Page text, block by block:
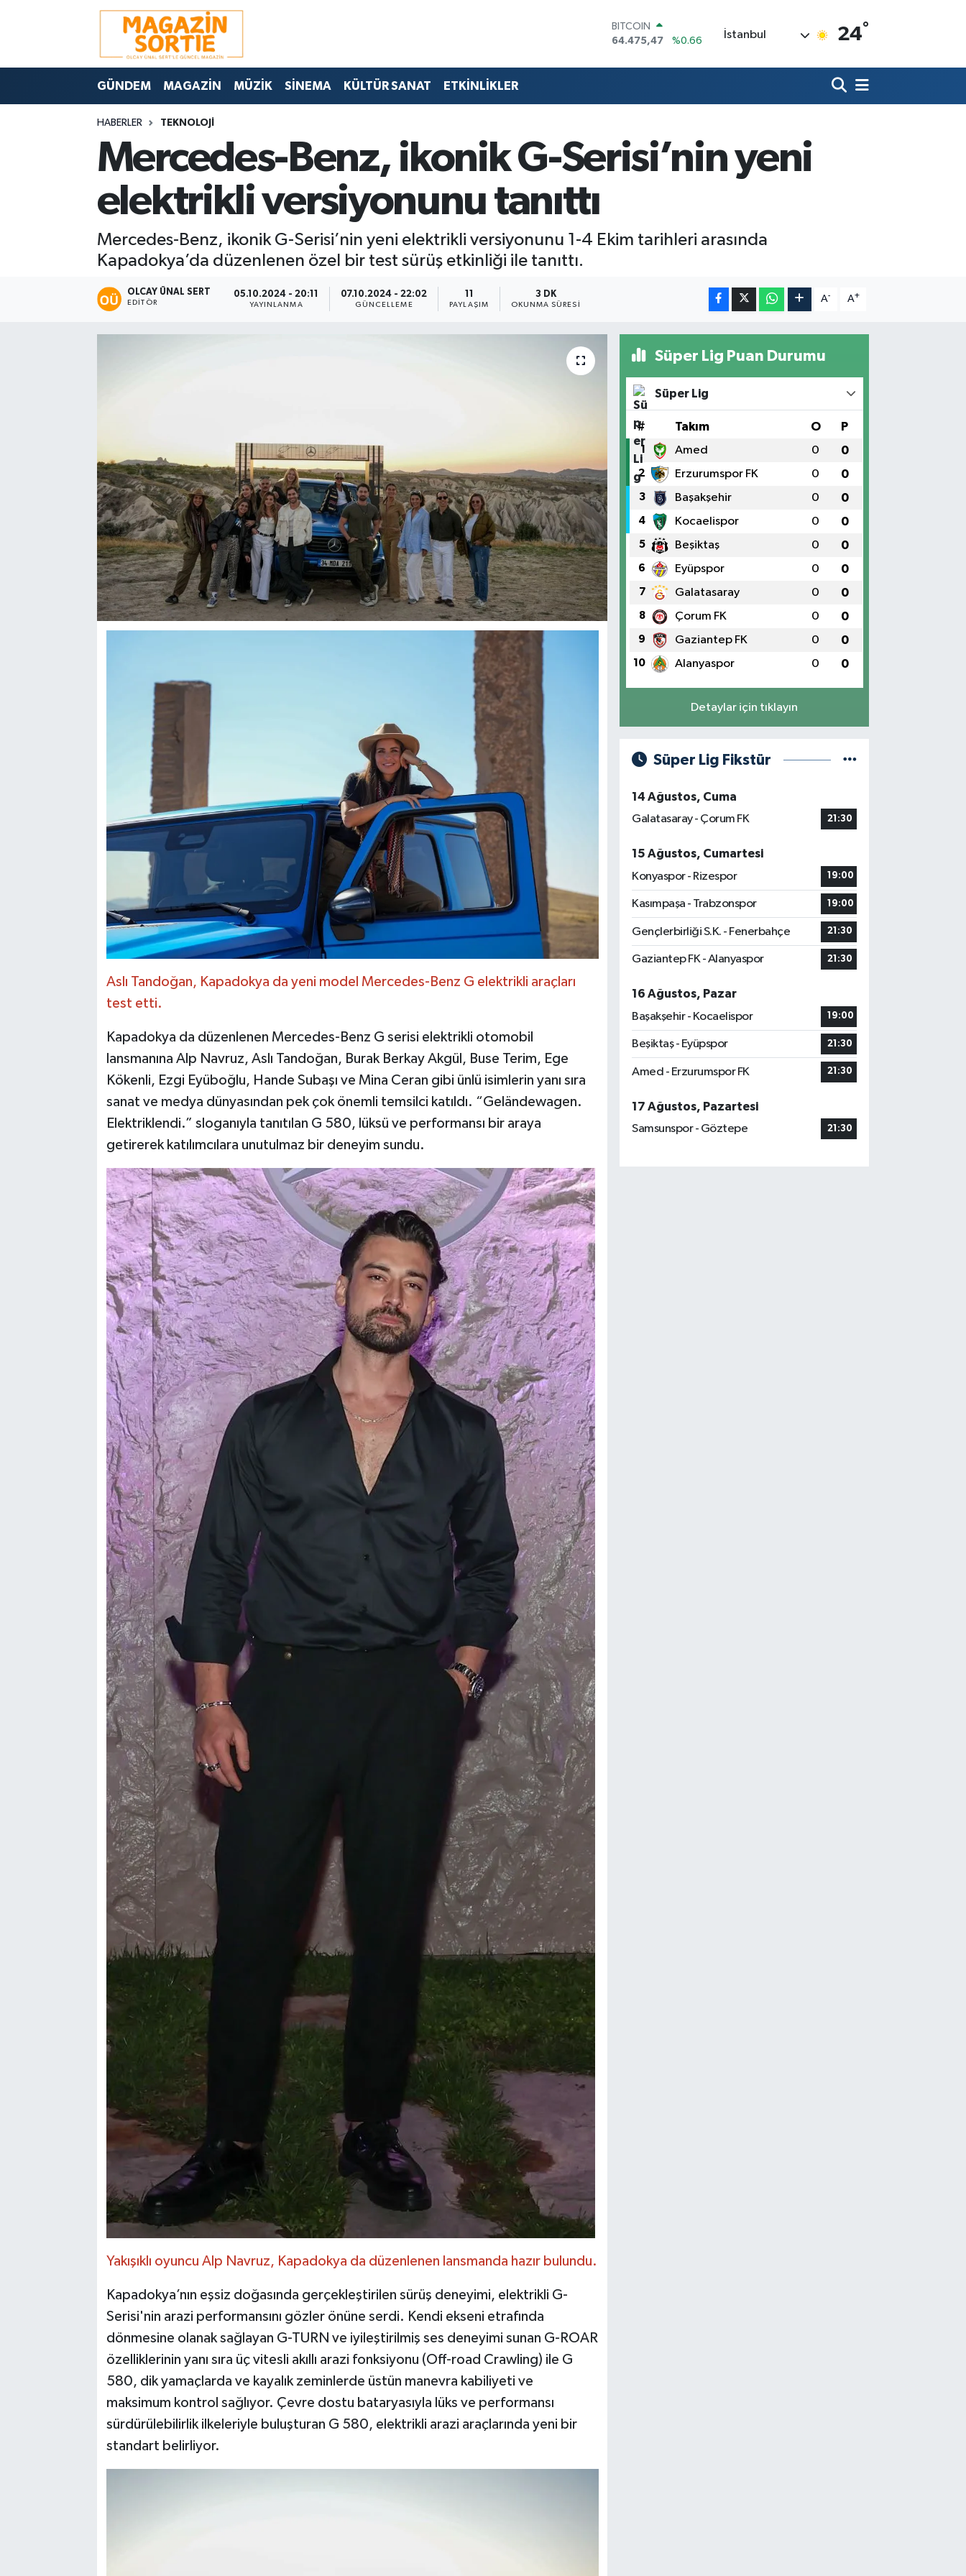
DOLAR
47,5971
%0.05
55,1336
%0.18
BİST100
13.703
BITCOIN
İstanbul 24°
GÜNDEM MAGAZİN MÜZİK SİNEMA KÜLTÜR SANAT ETKİNLİKLER
HABERLER TEKNOLOJİ
Mercedes-Benz, ikonik G-Serisi’nin yeni
elektrikli versiyonunu tanıttı
Mercedes-Benz, ikonik G-Serisi’nin yeni elektrikli versiyonunu 1-4 Ekim tarihleri arasında
Kapadokya’da düzenlenen özel bir test sürüş etkinliği ile tanıttı.
OLCAY ÜNAL SERT
EDITÖR
05.10.2024 - 20:11
YAYINLANMA
07.10.2024 - 22:02
GÜNCELLEME
11
PAYLAŞIM
3 DK
OKUNMA SÜRESI
A- A+
Aslı Tandoğan, Kapadokya da yeni model Mercedes-Benz G elektrikli araçları
test etti.
Kapadokya da düzenlenen Mercedes-Benz G serisi elektrikli otomobil
lansmanına Alp Navruz, Aslı Tandoğan, Burak Berkay Akgül, Buse Terim, Ege
Kökenli, Ezgi Eyüboğlu, Hande Subaşı ve Mina Ceran gibi ünlü isimlerin yanı sıra
sanat ve medya dünyasından pek çok önemli temsilci katıldı. “Geländewagen.
Elektriklendi.” sloganıyla tanıtılan G 580, lüksü ve performansı bir araya
getirerek katılımcılara unutulmaz bir deneyim sundu.
Yakışıklı oyuncu Alp Navruz, Kapadokya da düzenlenen lansmanda hazır bulundu.
Kapadokya’nın eşsiz doğasında gerçekleştirilen sürüş deneyimi, elektrikli G-
Serisi'nin arazi performansını gözler önüne serdi. Kendi ekseni etrafında
dönmesine olanak sağlayan G-TURN ve iyileştirilmiş ses deneyimi sunan G-ROAR
özelliklerinin yanı sıra üç vitesli akıllı arazi fonksiyonu (Off-road Crawling) ile G
580, dik yamaçlarda ve kayalık zeminlerde üstün manevra kabiliyeti ve
maksimum kontrol sağlıyor. Çevre dostu bataryasıyla lüks ve performansı
sürdürülebilirlik ilkeleriyle buluşturan G 580, elektrikli arazi araçlarında yeni bir
standart belirliyor.
Süper Lig Puan Durumu
Süper Lig
# Takım O P
1 Amed 0 0
2 Erzurumspor FK 0 0
3 Başakşehir 0 0
4 Kocaelispor 0 0
5 Beşiktaş 0 0
6 Eyüpspor 0 0
7 Galatasaray 0 0
8 Çorum FK 0 0
9 Gaziantep FK 0 0
10 Alanyaspor 0 0
Detaylar için tıklayın
Süper Lig Fikstür
14 Ağustos, Cuma
Galatasaray - Çorum FK
21:30
15 Ağustos, Cumartesi
Konyaspor - Rizespor
19:00
Kasımpaşa - Trabzonspor 19:00
Gençlerbirliği S.K. - Fenerbahçe 21:30
Gaziantep FK - Alanyaspor 21:30
16 Ağustos, Pazar
Başakşehir - Kocaelispor
19:00
Beşiktaş - Eyüpspor 21:30
Amed - Erzurumspor FK 21:30
17 Ağustos, Pazartesi
Samsunspor - Göztepe
21:30
Nöbetçi Eczaneler
Hava Durumu
Trafik Durumu
Süper Lig Puan Durumu ve Fikstür
Tüm Manşetler
Son Dakika Haberleri